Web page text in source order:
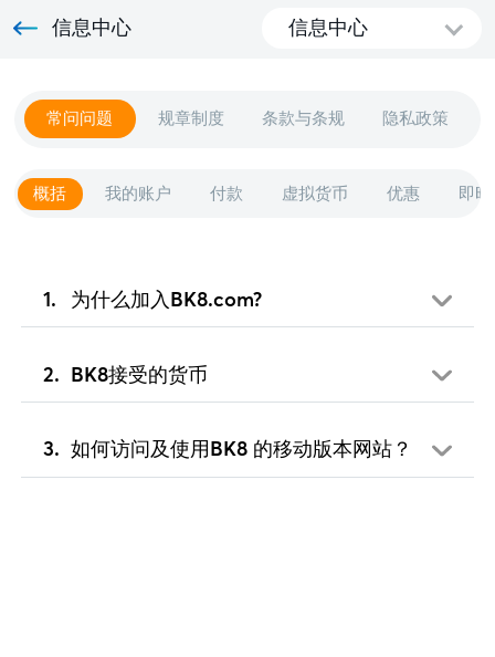
信息中心 信息中心
常问问题 规章制度 条款与条规 隐私政策
概括 我的账户 付款 虚拟货币 优惠 即
为什么加入BK8.com?
BK8接受的货币
如何访问及使用BK8 的移动版本网站？